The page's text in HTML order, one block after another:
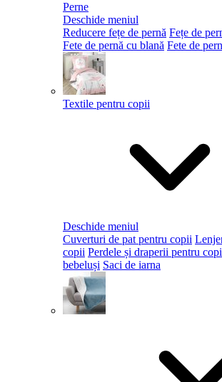
Perne
Deschide meniul
Reducere fețe de pernă Fețe de
Fete de pernă cu blană Fete de
Textile pentru copii
Deschide meniul
Cuverturi de pat pentru copii
copii Perdele și draperii pentru
bebeluși Saci de iarna